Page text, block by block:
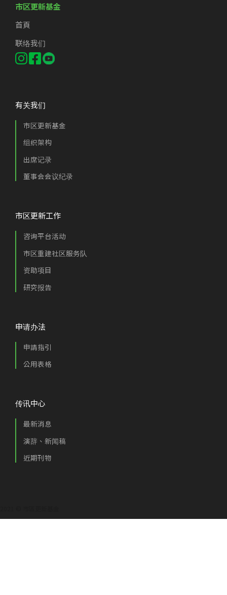
市区更新基金
首頁
联络我们
有关我们
市区更新基金
组织架构
出席记录
董事会会议纪录
市区更新工作
咨询平台活动
市区重建社区服务队
资助项目
研究报告
申请办法
申請指引
公用表格
传讯中心
最新消息
演辞、新闻稿
近期刊物